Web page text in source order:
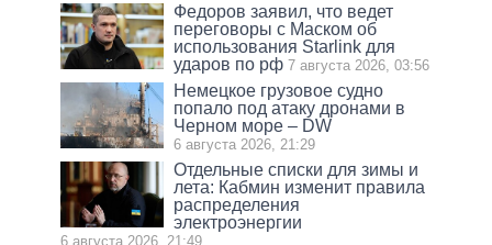
Федоров заявил, что ведет
переговоры с Маском об
использования Starlink для
ударов по рф 7 августа 2026, 03:56
Немецкое грузовое судно
попало под атаку дронами в
Черном море – DW
6 августа 2026, 21:29
Отдельные списки для зимы и
лета: Кабмин изменит правила
распределения
электроэнергии
6 августа 2026, 21:49